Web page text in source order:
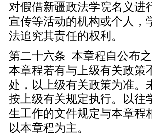
对假借新疆政法学院名义进
宣传等活动的机构或个人，
法追究其责任的权利。
第二十六条 本章程自公布之
本章程若有与上级有关政策
处，以上级有关政策为准。
按上级有关规定执行。以往
生工作的文件规定与本章程
以本章程为主。